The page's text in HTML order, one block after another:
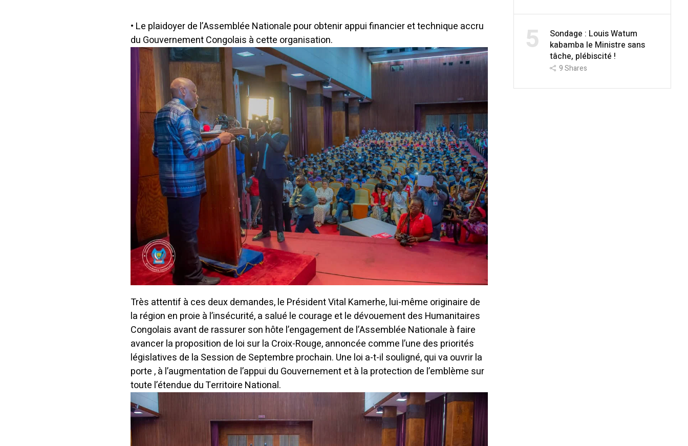
• Le plaidoyer de l’Assemblée Nationale pour obtenir appui financier et technique accru
du Gouvernement Congolais à cette organisation.
Très attentif à ces deux demandes, le Président Vital Kamerhe, lui-même originaire de
la région en proie à l’insécurité, a salué le courage et le dévouement des Humanitaires
Congolais avant de rassurer son hôte l’engagement de l’Assemblée Nationale à faire
avancer la proposition de loi sur la Croix-Rouge, annoncée comme l’une des priorités
législatives de la Session de Septembre prochain. Une loi a-t-il souligné, qui va ouvrir la
porte , à l’augmentation de l’appui du Gouvernement et à la protection de l’emblème sur
toute l’étendue du Territoire National.
5
Sondage : Louis Watum
kabamba le Ministre sans
tâche, plébiscité !
9Shares